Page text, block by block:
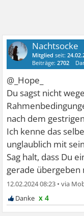
Nachtsocke
Mitglied seit:
Beiträge:2702
@_Hope_
Du sagst nicht
nach dem
Ich kenne das
unglaublich mit
Sag halt, dass Du
gerade übergeben
12.02.2024 08:23 •
x 4